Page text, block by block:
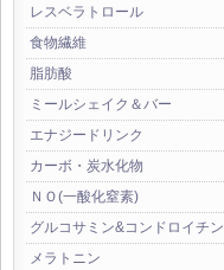
レスベラトロール
食物繊維
脂肪酸
ミールシェイク＆バー
エナジードリンク
カーボ・炭水化物
ＮＯ(一酸化窒素)
グルコサミン&コンドロイチン
メラトニン